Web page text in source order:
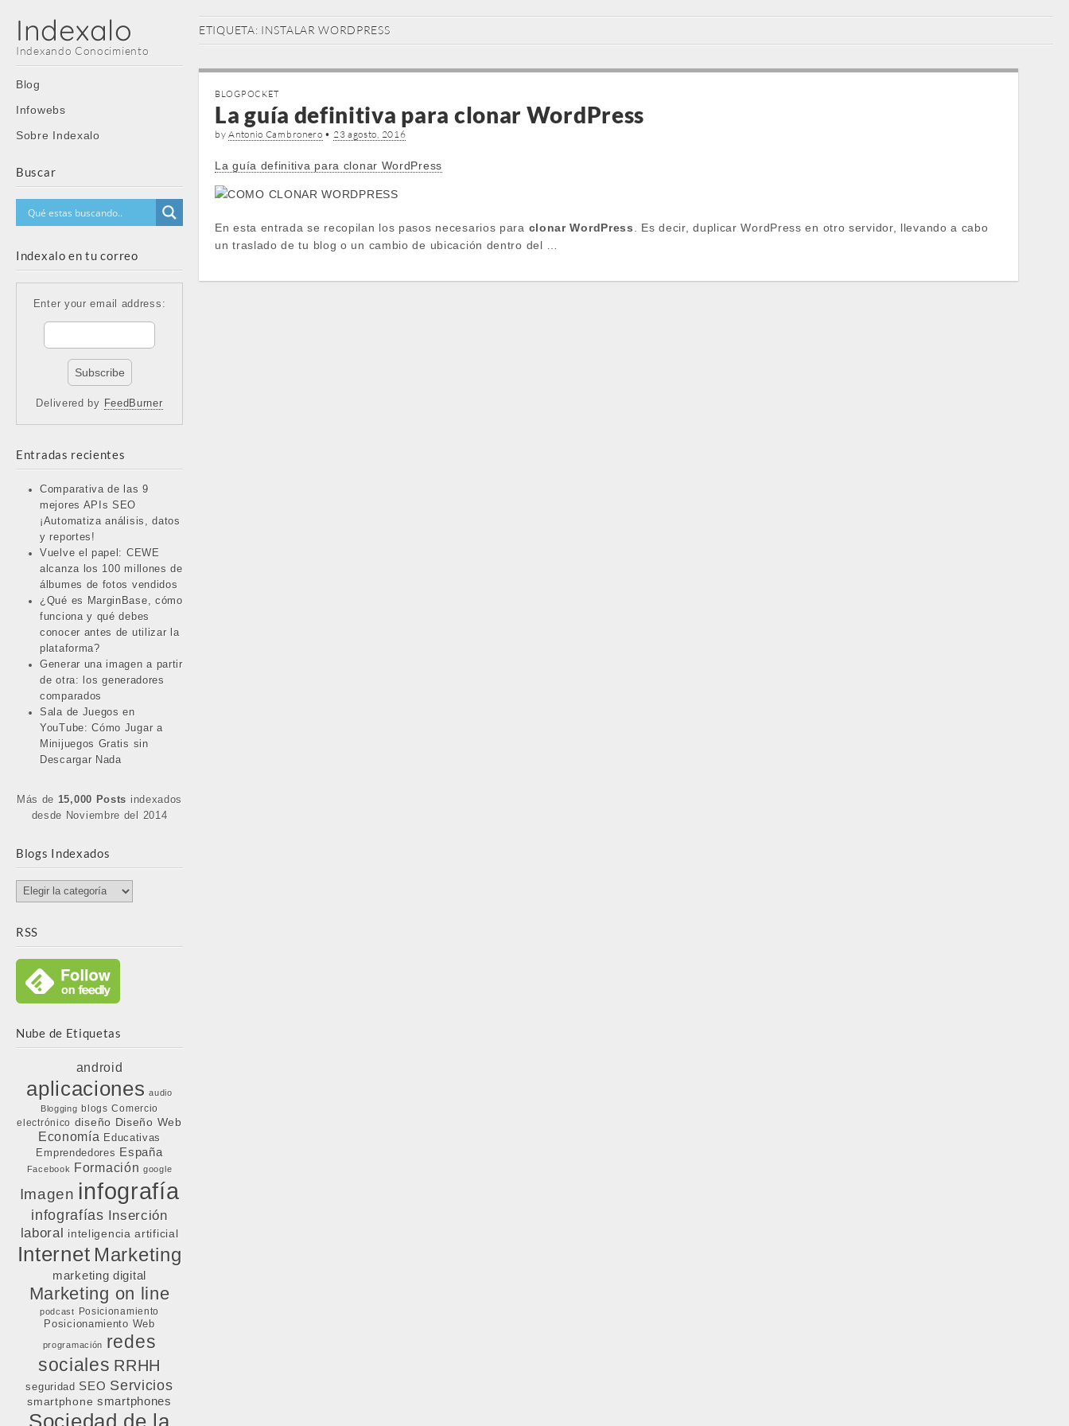
Indexalo
Indexando Conocimiento
Main
menu
Skip
content
Blog
Infowebs
Sobre Indexalo
Buscar
Indexalo en tu correo
Enter your email address:
Delivered by FeedBurner
Entradas recientes
Comparativa de las 9
mejores APIs SEO
¡Automatiza análisis, datos
y reportes!
Vuelve el papel: CEWE
alcanza los 100 millones de
álbumes de fotos vendidos
¿Qué es MarginBase, cómo
funciona y qué debes
conocer antes de utilizar la
plataforma?
Generar una imagen a partir
de otra: los generadores
comparados
Sala de Juegos en
YouTube: Cómo Jugar a
Minijuegos Gratis sin
Descargar Nada
Más de 15,000 Posts indexados
desde Noviembre del 2014
Blogs Indexados
Blogs
Indexados
RSS
Nube de Etiquetas
android
aplicaciones audio
Blogging blogs Comercio
electrónico diseño Diseño Web
Economía Educativas
Emprendedores España
Facebook Formación google
Imagen infografía
infografías Inserción
laboral inteligencia artificial
Internet Marketing
marketing digital
Marketing on line
podcast
Posicionamiento
Posicionamiento Web
programación redes
sociales RRHH
seguridad SEO Servicios
smartphone smartphones
Sociedad de la
ETIQUETA: INSTALAR WORDPRESS
BLOGPOCKET
La guía definitiva para clonar WordPress
byAntonio Cambronero • 23 agosto, 2016
La guía definitiva para clonar WordPress
En esta entrada se recopilan los pasos necesarios para clonar WordPress
. Es decir, duplicar WordPress en otro servidor, llevando a cabo
un traslado de tu blog o un cambio de ubicación dentro del …